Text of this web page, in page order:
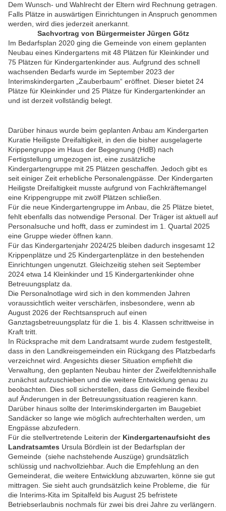
Dem Wunsch- und Wahlrecht der Eltern wird Rechnung getragen.
Falls Plätze in auswärtigen Einrichtungen in Anspruch genommen
werden, wird dies jederzeit anerkannt.
Sachvortrag von Bürgermeister Jürgen Götz
Im Bedarfsplan 2020 ging die Gemeinde von einem geplanten
Neubau eines Kindergartens mit 48 Plätzen für Kleinkinder und
75 Plätzen für Kindergartenkinder aus. Aufgrund des schnell
wachsenden Bedarfs wurde im September 2023 der
Interimskindergarten „Zauberbaum“ eröffnet. Dieser bietet 24
Plätze für Kleinkinder und 25 Plätze für Kindergartenkinder an
und ist derzeit vollständig belegt.
Darüber hinaus wurde beim geplanten Anbau am Kindergarten
Kuratie Heiligste Dreifaltigkeit, in den die bisher ausgelagerte
Krippengruppe im Haus der Begegnung (HdB) nach
Fertigstellung umgezogen ist, eine zusätzliche
Kindergartengruppe mit 25 Plätzen geschaffen. Jedoch gibt es
seit einiger Zeit erhebliche Personalengpässe. Der Kindergarten
Heiligste Dreifaltigkeit musste aufgrund von Fachkräftemangel
eine Krippengruppe mit zwölf Plätzen schließen.
Für die neue Kindergartengruppe im Anbau, die 25 Plätze bietet,
fehlt ebenfalls das notwendige Personal. Der Träger ist aktuell auf
Personalsuche und hofft, dass er zumindest im 1. Quartal 2025
eine Gruppe wieder öffnen kann.
Für das Kindergartenjahr 2024/25 bleiben dadurch insgesamt 12
Krippenplätze und 25 Kindergartenplätze in den bestehenden
Einrichtungen ungenutzt. Gleichzeitig stehen seit September
2024 etwa 14 Kleinkinder und 15 Kindergartenkinder ohne
Betreuungsplatz da.
Die Personalnotlage wird sich in den kommenden Jahren
voraussichtlich weiter verschärfen, insbesondere, wenn ab
August 2026 der Rechtsanspruch auf einen
Ganztagsbetreuungsplatz für die 1. bis 4. Klassen schrittweise in
Kraft tritt.
In Rücksprache mit dem Landratsamt wurde zudem festgestellt,
dass in den Landkreisgemeinden ein Rückgang des Platzbedarfs
verzeichnet wird. Angesichts dieser Situation empfiehlt die
Verwaltung, den geplanten Neubau hinter der Zweifeldtennishalle
zunächst aufzuschieben und die weitere Entwicklung genau zu
beobachten. Dies soll sicherstellen, dass die Gemeinde flexibel
auf Änderungen in der Betreuungssituation reagieren kann.
Darüber hinaus sollte der Interimskindergarten im Baugebiet
Sandäcker so lange wie möglich aufrechterhalten werden, um
Engpässe abzufedern.
Für die stellvertretende Leiterin der Kindergartenaufsicht des
Landratsamtes Ursula Bördlein ist der Bedarfsplan der
Gemeinde (siehe nachstehende Auszüge) grundsätzlich
schlüssig und nachvollziehbar. Auch die Empfehlung an den
Gemeinderat, die weitere Entwicklung abzuwarten, könne sie gut
mittragen. Sie sieht auch grundsätzlich keine Probleme, die für
die Interims-Kita im Spitalfeld bis August 25 befristete
Betriebserlaubnis nochmals für zwei bis drei Jahre zu verlängern.